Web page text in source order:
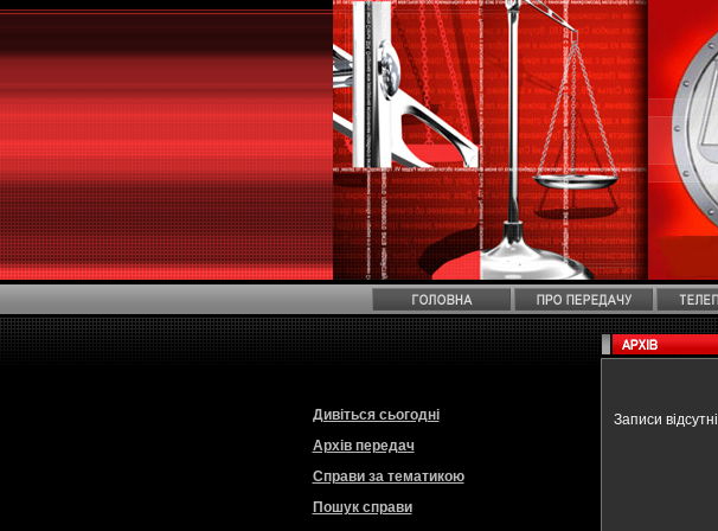
Дивіться сьогодні
Архів передач
Справи за тематикою
Пошук справи
Записи відсутні